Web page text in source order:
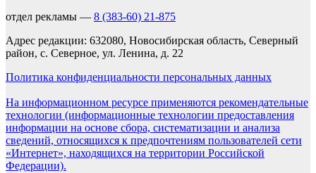
отдел рекламы — 8 (383-60) 21-875
Адрес редакции: 632080, Новосибирская область, Северный
район, с. Северное, ул. Ленина, д. 22
Политика конфиденциальности персональных данных
На информационном ресурсе применяются рекомендательные
технологии (информационные технологии предоставления
информации на основе сбора, систематизации и анализа
сведений, относящихся к предпочтениям пользователей сети
«Интернет», находящихся на территории Российской
Федерации).